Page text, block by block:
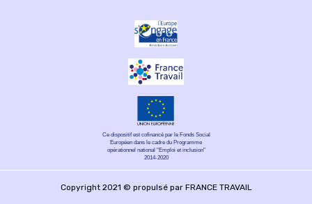
Ce dispositif est cofinancé par le Fonds Social
Européen dans le cadre du Programme
opérationnel national "Emploi et inclusion"
2014-2020
Copyright 2021 © propulsé par FRANCE TRAVAIL